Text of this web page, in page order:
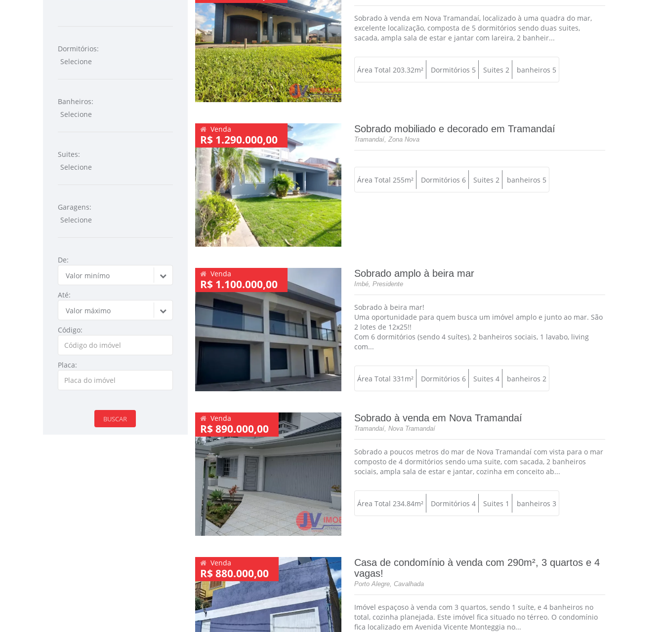
Dormitórios:
Banheiros:
Suites:
Garagens:
De:
Valor minímo
Até:
Valor máximo
Código:
Placa:
BUSCAR
Sobrado à venda em Nova Tramandaí, localizado à uma quadra do mar,
excelente localização, composta de 5 dormitórios sendo duas suites,
sacada, ampla sala de estar e jantar com lareira, 2 banheir...
Área Total 203.32m² Dormitórios 5 Suites 2 banheiros 5
Venda
R$ 1.290.000,00
Sobrado mobiliado e decorado em Tramandaí
Tramandaí, Zona Nova
Área Total 255m² Dormitórios 6 Suites 2 banheiros 5
Venda
R$ 1.100.000,00
Sobrado amplo à beira mar
Imbé, Presidente
Sobrado à beira mar!
Uma oportunidade para quem busca um imóvel amplo e junto ao mar. São
2 lotes de 12x25!!
Com 6 dormitórios (sendo 4 suítes), 2 banheiros sociais, 1 lavabo, living
com...
Área Total 331m² Dormitórios 6 Suites 4 banheiros 2
Venda
R$ 890.000,00
Sobrado à venda em Nova Tramandaí
Tramandaí, Nova Tramandaí
Sobrado a poucos metros do mar de Nova Tramandaí com vista para o mar
composto de 4 dormitórios sendo uma suite, com sacada, 2 banheiros
sociais, ampla sala de estar e jantar, cozinha em conceito ab...
Área Total 234.84m² Dormitórios 4 Suites 1 banheiros 3
Venda
R$ 880.000,00
Casa de condomínio à venda com 290m², 3 quartos e 4
vagas!
Porto Alegre, Cavalhada
Imóvel espaçoso à venda com 3 quartos, sendo 1 suíte, e 4 banheiros no
total, cozinha planejada. Este imóvel fica situado no térreo. O condomínio
fica localizado em Avenida Vicente Monteggia no...